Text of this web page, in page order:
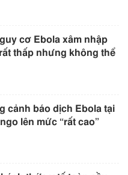
cơ Ebola xâm nhập
thấp nhưng không thể
cảnh báo dịch Ebola tại
lên mức “rất cao”